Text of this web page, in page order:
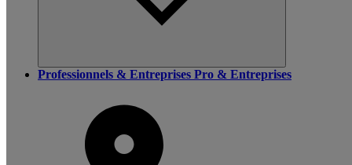
Professionnels & Entreprises Pro & Entreprises